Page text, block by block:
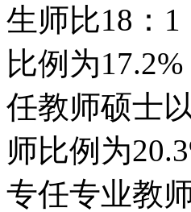
生师比18：
比例为
任教师硕士
师比例为
专任专业教